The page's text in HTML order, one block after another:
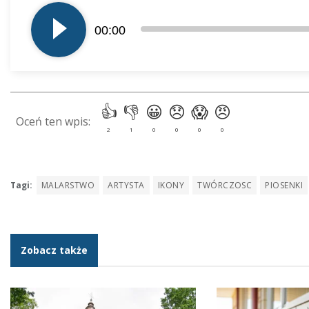
plików
dźwiękowych
00:00
Tagi: MALARSTWO ARTYSTA IKONY TWÓRCZOSC PIOSENKI
Zobacz także